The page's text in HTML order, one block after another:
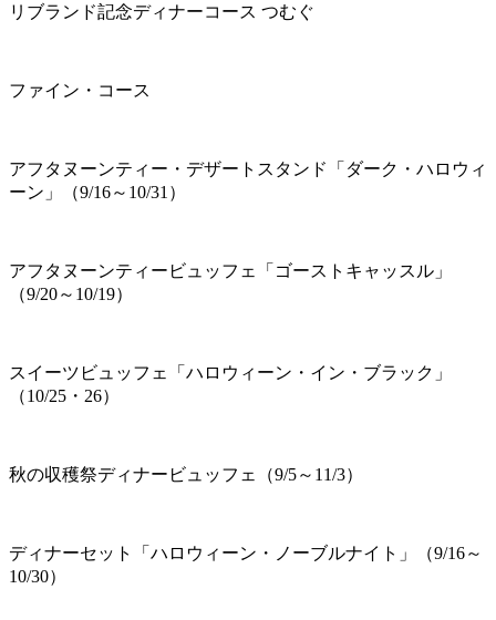
リブランド記念ディナーコース つむぐ
ファイン・コース
アフタヌーンティー・デザートスタンド「ダーク・ハロウィ
ーン」（9/16～10/31）
アフタヌーンティービュッフェ「ゴーストキャッスル」
（9/20～10/19）
スイーツビュッフェ「ハロウィーン・イン・ブラック」
（10/25・26）
秋の収穫祭ディナービュッフェ（9/5～11/3）
ディナーセット「ハロウィーン・ノーブルナイト」（9/16～
10/30）